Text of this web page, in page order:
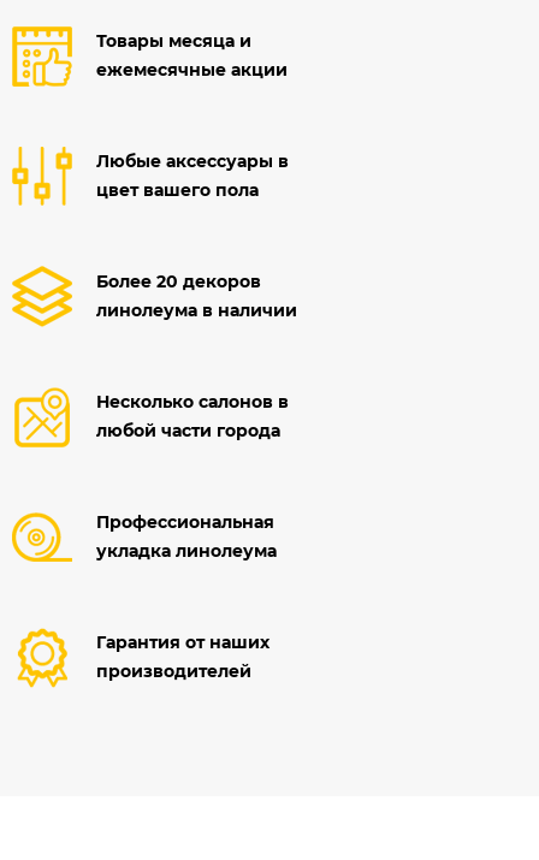
Товары месяца и
ежемесячные акции
Любые аксессуары в
цвет вашего пола
Более 20 декоров
линолеума в наличии
Несколько салонов в
любой части города
Профессиональная
укладка линолеума
Гарантия от наших
производителей